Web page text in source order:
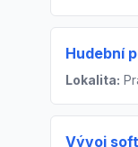
Hudební
Lokalita:
Vývoj